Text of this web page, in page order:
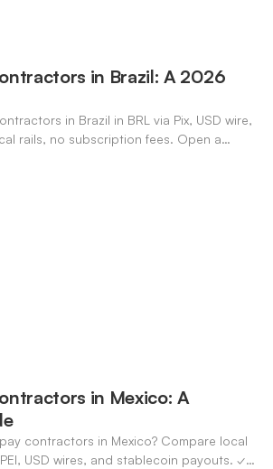
in Brazil: A 2026
in Brazil in BRL via Pix, USD wire,
rails, no subscription fees. Open a
in Mexico: A
contractors in Mexico? Compare local
USD wires, and stablecoin payouts. ✓